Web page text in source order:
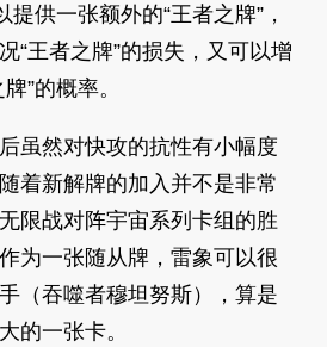
提供一张额外的“王者之牌”，
“王者之牌”的损失，又可以增
”的概率。
虽然对快攻的抗性有小幅度
着新解牌的加入并不是非常
限战对阵宇宙系列卡组的胜
为一张随从牌，雷象可以很
（吞噬者穆坦努斯），算是
的一张卡。